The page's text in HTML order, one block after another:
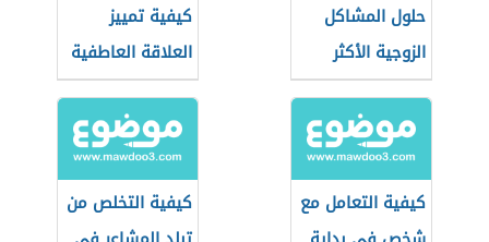
حلول المشاكل
الزوجية الأكثر
انتشارًا
كيفية تمييز
العلاقة العاطفية
السامة
كيفية التعامل مع
كيفية التخلص من